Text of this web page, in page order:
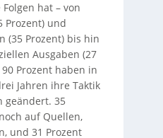
hat – von
Prozent) und
(35 Prozent) bis hin
Ausgaben (27
90 Prozent haben in
Jahren ihre Taktik
geändert. 35
auf Quellen,
und 31 Prozent